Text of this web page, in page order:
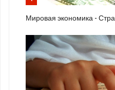
Мировая экономика -